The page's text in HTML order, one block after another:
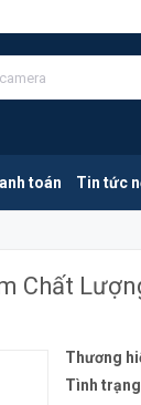
toán Tin tức
Chất
Thương
Tình trạng